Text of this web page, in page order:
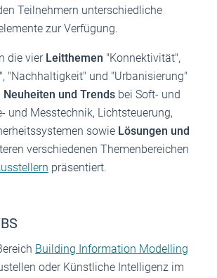
Teilnehmern unterschiedliche
zur Verfügung.
die vier Leitthemen "Konnektivität",
"Nachhaltigkeit" und "Urbanisierung"
Neuheiten und Trends bei Soft- und
und Messtechnik, Lichtsteuerung,
sowie Lösungen und
verschiedenen Themenbereichen
präsentiert.
Building Information Modelling
oder Künstliche Intelligenz im